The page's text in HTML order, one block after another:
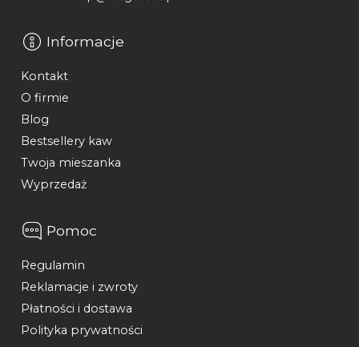
Informacje
Kontakt
O firmie
Blog
Bestsellery kaw
Twoja mieszanka
Wyprzedaż
Pomoc
Regulamin
Reklamacje i zwroty
Płatności i dostawa
Polityka prywatności